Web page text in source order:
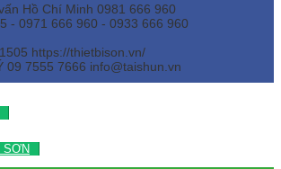
Hồ Chí Minh 0981 666 960
- 0971 666 960 - 0933 666 960
https://thietbison.vn/
09 7555 7666 info@taishun.vn
SƠN